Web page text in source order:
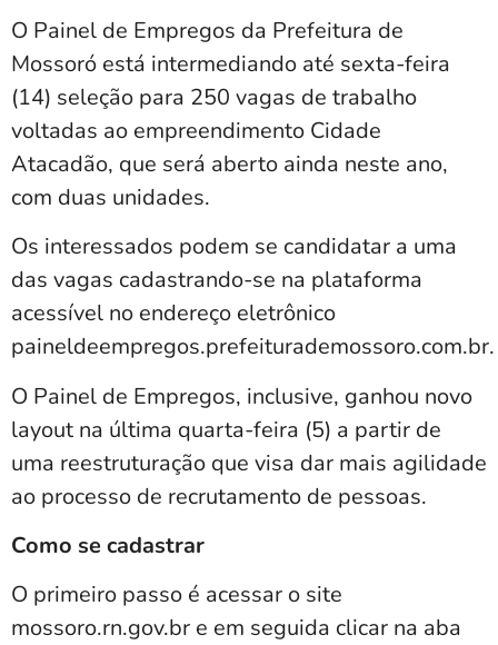
O Painel de Empregos da Prefeitura de
Mossoró está intermediando até sexta-feira
(14) seleção para 250 vagas de trabalho
voltadas ao empreendimento Cidade
Atacadão, que será aberto ainda neste ano,
com duas unidades.
Os interessados podem se candidatar a uma
das vagas cadastrando-se na plataforma
acessível no endereço eletrônico
paineldeempregos.prefeiturademossoro.com.br.
O Painel de Empregos, inclusive, ganhou novo
layout na última quarta-feira (5) a partir de
uma reestruturação que visa dar mais agilidade
ao processo de recrutamento de pessoas.
Como se cadastrar
O primeiro passo é acessar o site
mossoro.rn.gov.br e em seguida clicar na aba